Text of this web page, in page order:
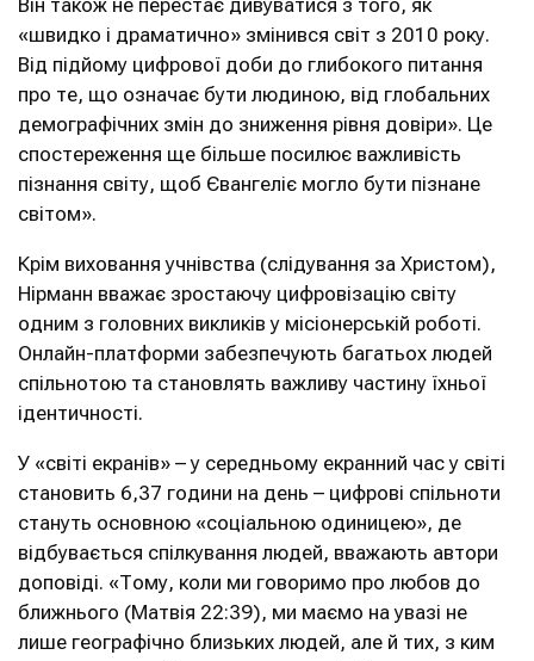
Він також не перестає дивуватися з того, як
«швидко і драматично» змінився світ з 2010 року.
Від підйому цифрової доби до глибокого питання
про те, що означає бути людиною, від глобальних
демографічних змін до зниження рівня довіри». Це
спостереження ще більше посилює важливість
пізнання світу, щоб Євангеліє могло бути пізнане
світом».
Крім виховання учнівства (слідування за Христом),
Нірманн вважає зростаючу цифровізацію світу
одним з головних викликів у місіонерській роботі.
Онлайн-платформи забезпечують багатьох людей
спільнотою та становлять важливу частину їхньої
ідентичності.
У «світі екранів» – у середньому екранний час у світі
становить 6,37 години на день – цифрові спільноти
стануть основною «соціальною одиницею», де
відбувається спілкування людей, вважають автори
доповіді. «Тому, коли ми говоримо про любов до
ближнього (Матвія 22:39), ми маємо на увазі не
лише географічно близьких людей, але й тих, з ким